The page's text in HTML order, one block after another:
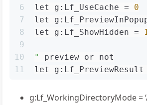
6
7
8
9
10
11
let g:Lf_UseCache = 0
let
let g:Lf_ShowHidden =
"
preview or not
let
g:Lf_WorkingDirectoryMode =